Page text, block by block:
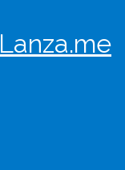
Lanza.me